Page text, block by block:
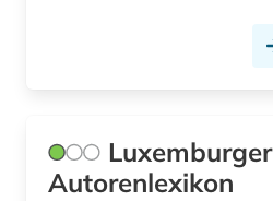
Luxemburger
Autorenlexikon